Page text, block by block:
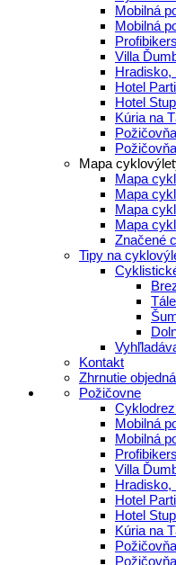
Mobilná
Mobilná
Villa
Hotel
Hotel
Kúria na
Mapa
Mapa
Mapa
Mapa
Mapa
Značené
Tipy na
Tále
Kontakt
Zhrnutie
Požičovne
Mobilná
Mobilná
Villa
Hotel
Hotel
Kúria na